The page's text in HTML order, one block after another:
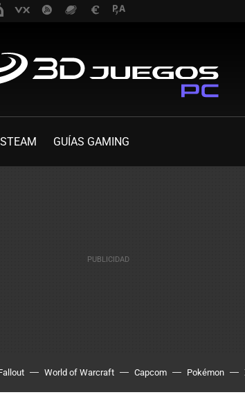
STEAM GUÍAS GAMING
World of Warcraft Capcom Pokémon